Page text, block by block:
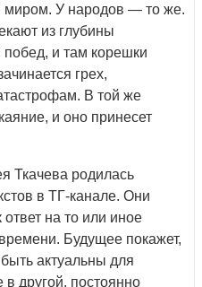
миром. У народов — то же.
из глубины
побед, и там корешки
грех,
В той же
и оно принесет
Ткачева родилась
в ТГ-канале. Они
ответ на то или иное
Будущее покажет,
быть актуальны для
в другой, постоянно